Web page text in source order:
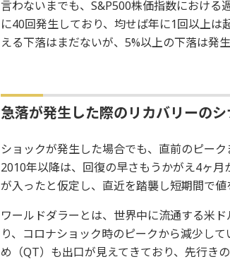
言わないまでも、S&P500株価指数における
に40回発生しており、均せば年に1回以上
える下落はまだないが、5%以上の下落は発
急落が発生した際のリカバリーの
ショックが発生した場合でも、直前のピー
2010年以降は、回復の早さもうかがえ4ヶ
が入ったと仮定し、直近を踏襲し短期間で値
ワールドダラーとは、世界中に流通する米
り、コロナショック時のピークから減少し
め（QT）も出口が見えてきており、先行き